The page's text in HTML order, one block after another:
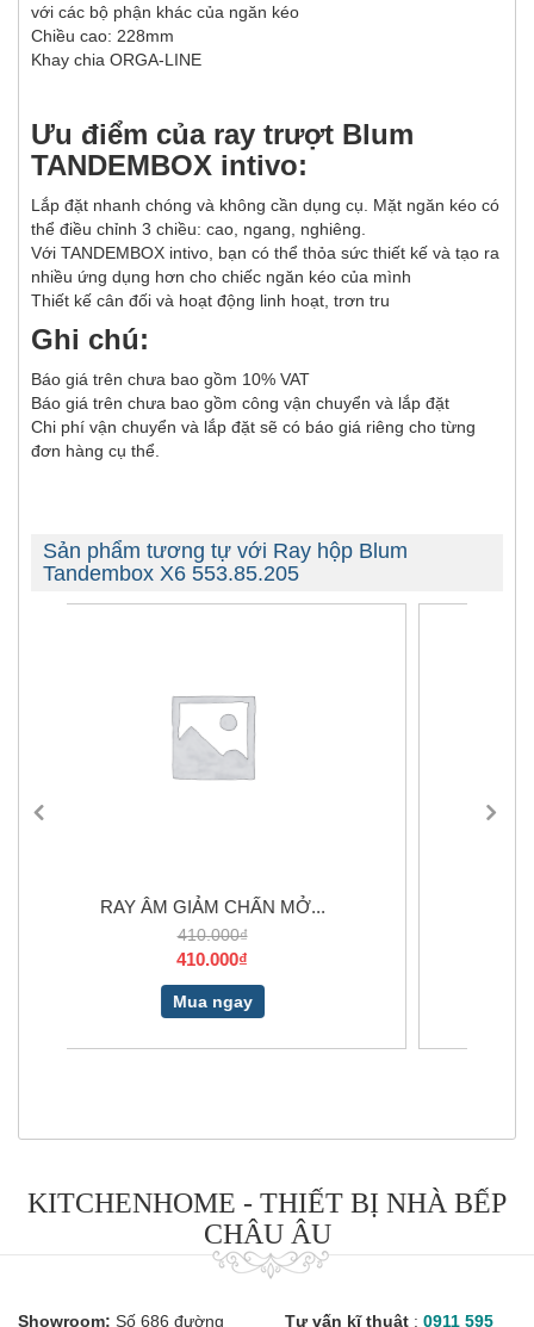
với các bộ phận khác của ngăn kéo
Chiều cao: 228mm
Khay chia ORGA-LINE
Ưu điểm của ray trượt Blum
TANDEMBOX intivo:
Lắp đặt nhanh chóng và không cần dụng cụ. Mặt ngăn kéo có
thể điều chỉnh 3 chiều: cao, ngang, nghiêng.
Với TANDEMBOX intivo, bạn có thể thỏa sức thiết kế và tạo ra
nhiều ứng dụng hơn cho chiếc ngăn kéo của mình
Thiết kế cân đối và hoạt động linh hoạt, trơn tru
Ghi chú:
Báo giá trên chưa bao gồm 10% VAT
Báo giá trên chưa bao gồm công vận chuyển và lắp đặt
Chi phí vận chuyển và lắp đặt sẽ có báo giá riêng cho từng
đơn hàng cụ thể.
Sản phẩm tương tự với Ray hộp Blum
Tandembox X6 553.85.205
PRAKTIKA DARLING ELO XS 3,2L
KITCHENHOME - THIẾT BỊ NHÀ BẾP
CHÂU ÂU
Showroom: Số 686 đường Tư vấn kĩ thuật : 0911 595